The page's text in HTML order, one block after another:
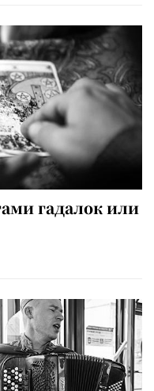
гадалок или